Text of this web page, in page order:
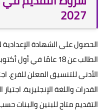
2027
الحصول على الشهادة الإعدادية
الطالب عن 18 عامًا في
الأدنى للتنسيق المعلن للفرع.
القدرات واللغة الإنجليزية.
التقديم متاح للبنين والبنات